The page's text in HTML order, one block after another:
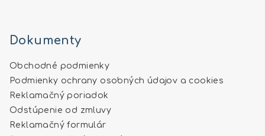
Dokumenty
Obchodné podmienky
Podmienky ochrany osobných údajov a cookies
Reklamačný poriadok
Odstúpenie od zmluvy
Reklamačný formulár